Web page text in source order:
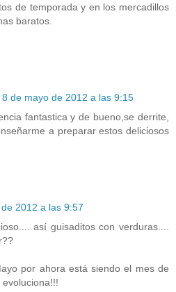
de temporada y en los mercadillos
baratos.
8 de mayo de 2012 a las 9:15
fantastica y de bueno,se derrite,
a preparar estos deliciosos
2012 a las 9:57
así guisaditos con verduras....
por ahora está siendo el mes de
evoluciona!!!